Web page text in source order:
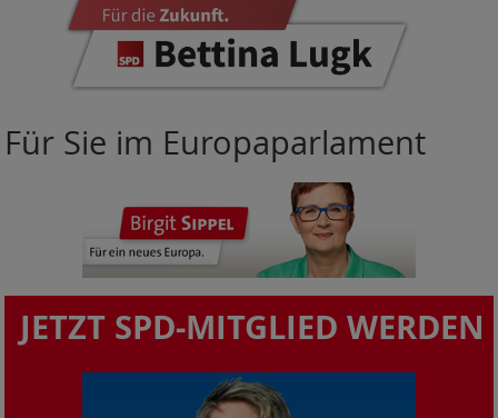
Für Sie im Europaparlament
JETZT SPD-MITGLIED WERDEN